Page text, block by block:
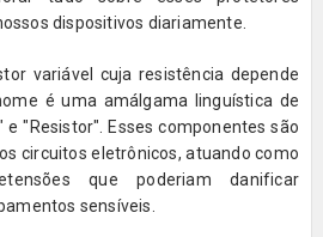
dispositivos diariamente.
variável cuja resistência depende
é uma amálgama linguística de
e "Resistor". Esses componentes são
circuitos eletrônicos, atuando como
que poderiam danificar
sensíveis.